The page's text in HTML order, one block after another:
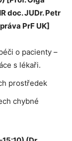
doc. JUDr. Petr
PrF UK]
o pacienty –
s lékaři.
prostředek
chybné